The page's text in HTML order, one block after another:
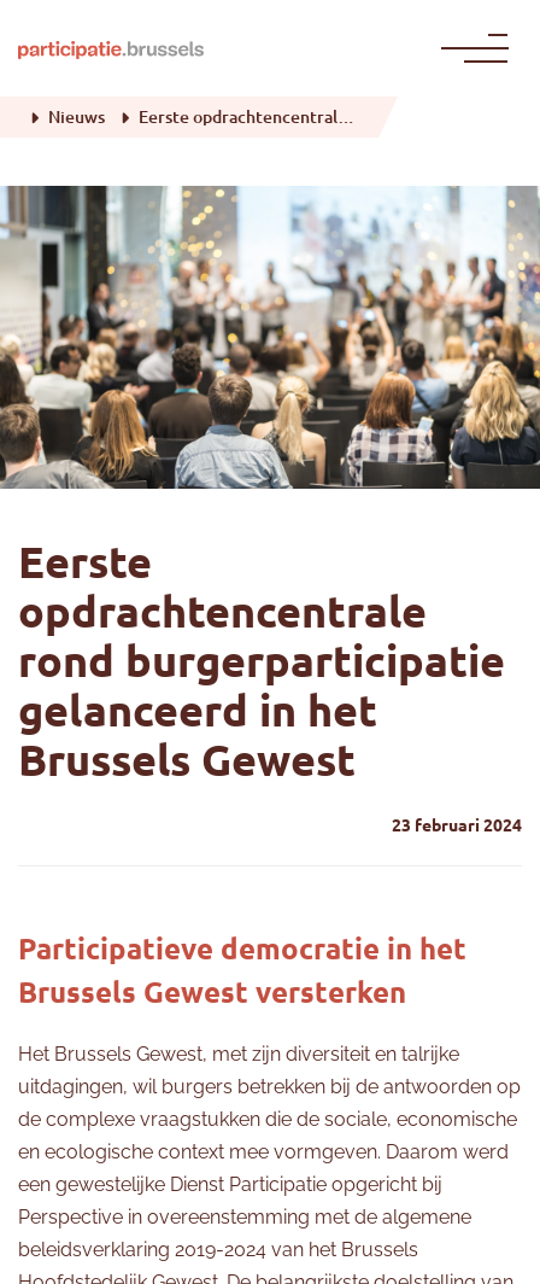
Nieuws Eerste opdrachtencentrale rond burgerparticipatie gelanceerd in het Brussels Gewest
Eerste
opdrachtencentrale
rond burgerparticipatie
gelanceerd in het
Brussels Gewest
23 februari 2024
Participatieve democratie in het
Brussels Gewest versterken
Het Brussels Gewest, met zijn diversiteit en talrijke
uitdagingen, wil burgers betrekken bij de antwoorden op
de complexe vraagstukken die de sociale, economische
en ecologische context mee vormgeven. Daarom werd
een gewestelijke Dienst Participatie opgericht bij
Perspective in overeenstemming met de algemene
beleidsverklaring 2019-2024 van het Brussels